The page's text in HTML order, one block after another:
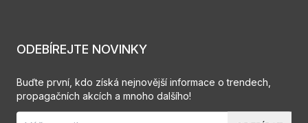
ODEBÍREJTE NOVINKY
Buďte první, kdo získá nejnovější informace o trendech,
propagačních akcích a mnoho dalšího!